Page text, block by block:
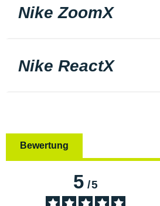
Nike ZoomX
Nike ReactX
Bewertung
5/5